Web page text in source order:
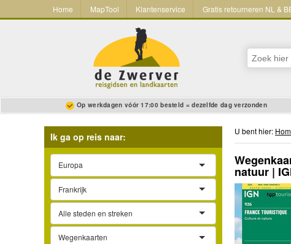
Home MapTool Klantenservice Gratis retourneren NL &
Op werkdagen vóór 17:00 besteld = dezelfde dag verzonden
Ik ga op reis naar:
Europa
Frankrijk
Alle steden en streken
Wegenkaarten
U bent hier:
natuur |